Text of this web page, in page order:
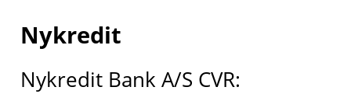
Nykredit
Nykredit Bank A/S CVR: